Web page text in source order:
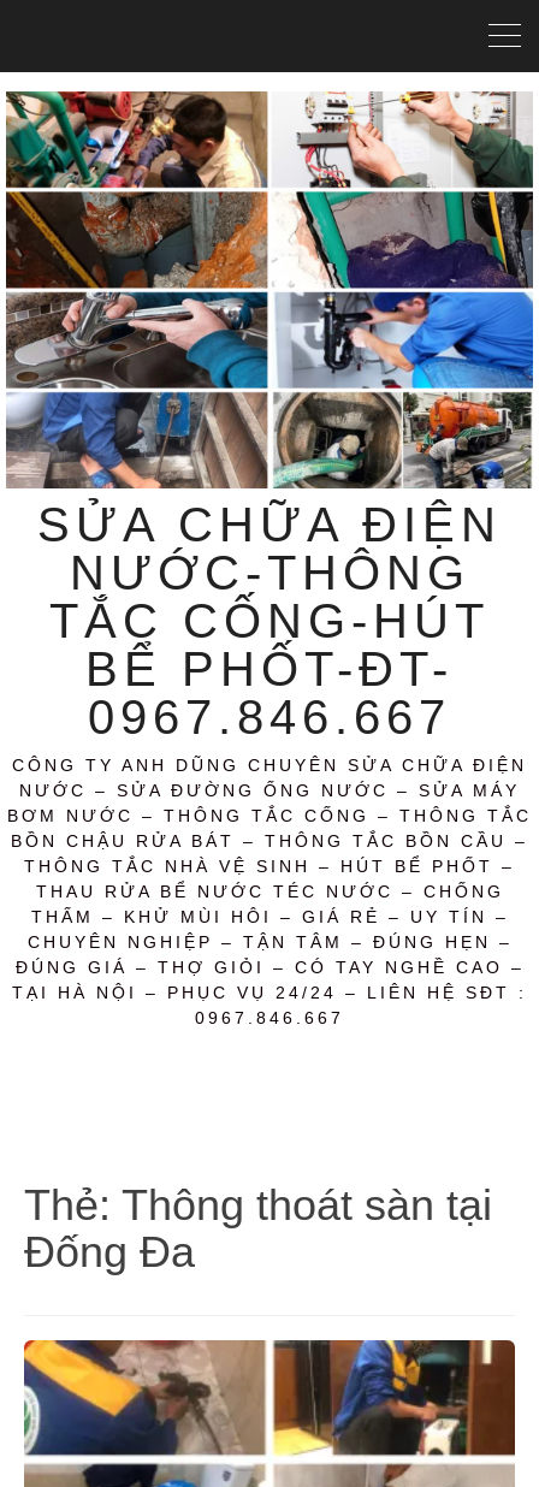
SỬA CHỮA ĐIỆN
NƯỚC-THÔNG
TẮC CỐNG-HÚT
BỂ PHỐT-ĐT-
0967.846.667
CÔNG TY ANH DŨNG CHUYÊN SỬA CHỮA ĐIỆN
NƯỚC – SỬA ĐƯỜNG ỐNG NƯỚC – SỬA MÁY
BƠM NƯỚC – THÔNG TẮC CỐNG – THÔNG TẮC
BỒN CHẬU RỬA BÁT – THÔNG TẮC BỒN CẦU –
THÔNG TẮC NHÀ VỆ SINH – HÚT BỂ PHỐT –
THAU RỬA BỂ NƯỚC TÉC NƯỚC – CHỐNG
THẤM – KHỬ MÙI HÔI – GIÁ RẺ – UY TÍN –
CHUYÊN NGHIỆP – TẬN TÂM – ĐÚNG HẸN –
ĐÚNG GIÁ – THỢ GIỎI – CÓ TAY NGHỀ CAO –
TẠI HÀ NỘI – PHỤC VỤ 24/24 – LIÊN HỆ SĐT :
0967.846.667
Thẻ: Thông thoát sàn tại
Đống Đa